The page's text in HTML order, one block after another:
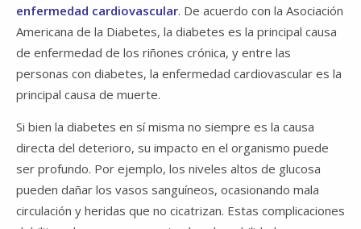
enfermedad cardiovascular. De acuerdo con la Asociación
Americana de la Diabetes, la diabetes es la principal causa
de enfermedad de los riñones crónica, y entre las
personas con diabetes, la enfermedad cardiovascular es la
principal causa de muerte.
Si bien la diabetes en sí misma no siempre es la causa
directa del deterioro, su impacto en el organismo puede
ser profundo. Por ejemplo, los niveles altos de glucosa
pueden dañar los vasos sanguíneos, ocasionando mala
circulación y heridas que no cicatrizan. Estas complicaciones